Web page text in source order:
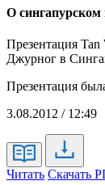
О сингапурском
Презентация
Джурног в
Презентация
3.08.2012 / 12:49
Читать Скачать